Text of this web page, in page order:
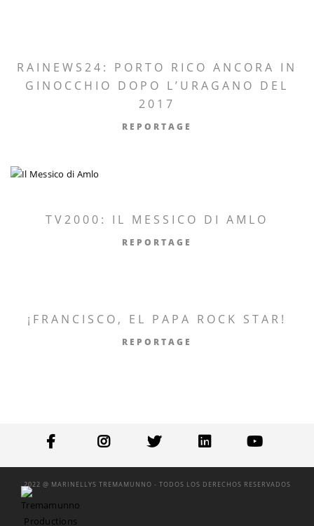
RAINEWS24: PORTO RICO ANCORA IN
GINOCCHIO DOPO L’URAGANO DEL
2017
REPORTAGE
TV2000: IL MESSICO DI AMLO
REPORTAGE
¡FRANCISCO, EL PAPA ROCK STAR!
REPORTAGE
2022 @ MARINELLYS TREMAMUNNO - TODOS LOS DERECHOS RESERVADOS